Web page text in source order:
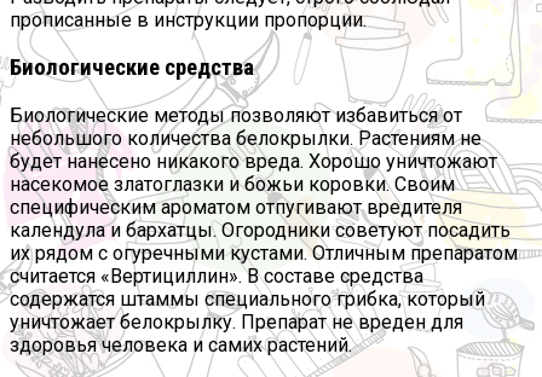
прописанные в инструкции пропорции.
Биологические средства
Биологические методы позволяют избавиться от
небольшого количества белокрылки. Растениям не
будет нанесено никакого вреда. Хорошо уничтожают
насекомое златоглазки и божьи коровки. Своим
специфическим ароматом отпугивают вредителя
календула и бархатцы. Огородники советуют посадить
их рядом с огуречными кустами. Отличным препаратом
считается «Вертициллин». В составе средства
содержатся штаммы специального грибка, который
уничтожает белокрылку. Препарат не вреден для
здоровья человека и самих растений.